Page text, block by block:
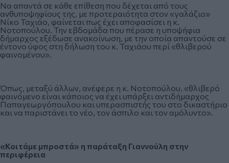
Να απαντά σε κάθε επίθεση που δέχεται από τους
ανθυποψηφίους της, με προτεραιότητα στον «γαλάζιο»
Νίκο Ταχιάο, φαίνεται πως έχει αποφασίσει η κ.
Νοτοπούλου. Την εβδομάδα που πέρασε η υποψήφια
δήμαρχος εξέδωσε ανακοίνωση, με την οποία απαντούσε σε
έντονο ύφος στη δήλωση του κ. Ταχιάου περί «θλιβερού
φαινομένου».
Όπως, μεταξύ άλλων, ανέφερε η κ. Νοτοπούλου, «θλιβερό
φαινόμενο είναι κάποιος να έχει υπάρξει αντιδήμαρχος
Παπαγεωργόπουλου και υπερασπιστής του στο δικαστήριο
και να παριστάνει το νέο, τον άσπιλο και τον αμόλυντο».
«Κοιτάμε μπροστά» η παράταξη Γιαννούλη στην
περιφέρεια